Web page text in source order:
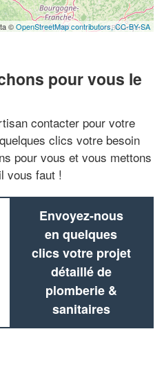
©OpenStreetMap contributors,CC-BY-SA
pour vous le
contacter pour votre
clics votre besoin
pour vous et vous mettons
vous faut !
Envoyez-nous
en quelques
clics votre projet
détaillé de
plomberie &
sanitaires